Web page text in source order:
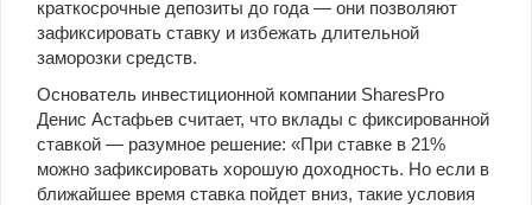
краткосрочные депозиты до года — они позволяют
зафиксировать ставку и избежать длительной
заморозки средств.
Основатель инвестиционной компании SharesPro
Денис Астафьев считает, что вклады с фиксированной
ставкой — разумное решение: «При ставке в 21%
можно зафиксировать хорошую доходность. Но если в
ближайшее время ставка пойдет вниз, такие условия